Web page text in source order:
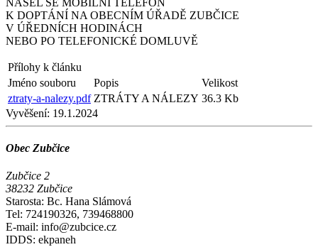
K DOPTÁNÍ NA OBECNÍM ÚŘADĚ ZUBČICE
V ÚŘEDNÍCH HODINÁCH
NEBO PO TELEFONICKÉ DOMLUVĚ
Přílohy k článku
Jméno souboru
Popis
Velikost
ztraty-a-nalezy.pdf ZTRÁTY A NÁLEZY 36.3 Kb
Vyvěšení: 19.1.2024
Obec Zubčice
Zubčice 2
38232 Zubčice
Starosta: Bc. Hana Slámová
Tel: 724190326, 739468800
E-mail: info@zubcice.cz
IDDS: ekpaneh